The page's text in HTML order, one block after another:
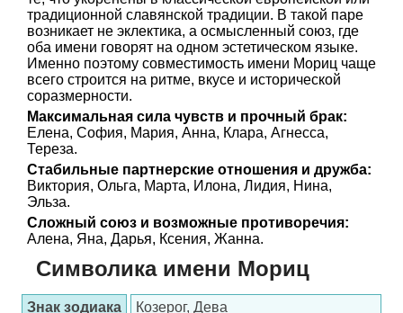
традиционной славянской традиции. В такой паре
возникает не эклектика, а осмысленный союз, где
оба имени говорят на одном эстетическом языке.
Именно поэтому совместимость имени Мориц чаще
всего строится на ритме, вкусе и исторической
соразмерности.
Максимальная сила чувств и прочный брак:
Елена, София, Мария, Анна, Клара, Агнесса,
Тереза.
Стабильные партнерские отношения и дружба:
Виктория, Ольга, Марта, Илона, Лидия, Нина,
Эльза.
Сложный союз и возможные противоречия:
Алена, Яна, Дарья, Ксения, Жанна.
Символика имени Мориц
Знак зодиака Козерог, Дева